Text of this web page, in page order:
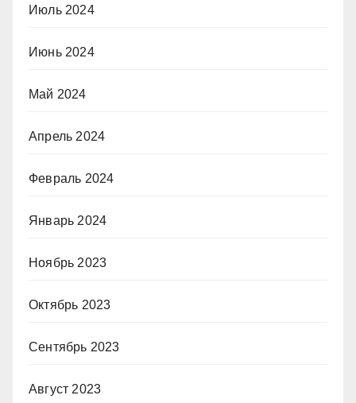
Июль 2024
Июнь 2024
Май 2024
Апрель 2024
Февраль 2024
Январь 2024
Ноябрь 2023
Октябрь 2023
Сентябрь 2023
Август 2023